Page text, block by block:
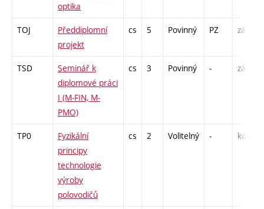
optika
TOJ
Předdiplomní
projekt
cs 5 Povinný PZ zá
TSD
Seminář k
diplomové práci
I (M-FIN, M-
PMO)
cs 3 Povinný - zá
TP0
Fyzikální
principy
technologie
výroby
polovodičů
cs 2 Volitelný - kol